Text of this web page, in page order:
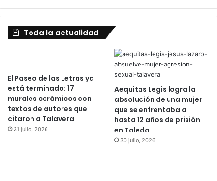
Toda la actualidad
El Paseo de las Letras ya
está terminado: 17
murales cerámicos con
textos de autores que
citaron a Talavera
31 julio, 2026
Aequitas Legis logra la
absolución de una mujer
que se enfrentaba a
hasta 12 años de prisión
en Toledo
30 julio, 2026